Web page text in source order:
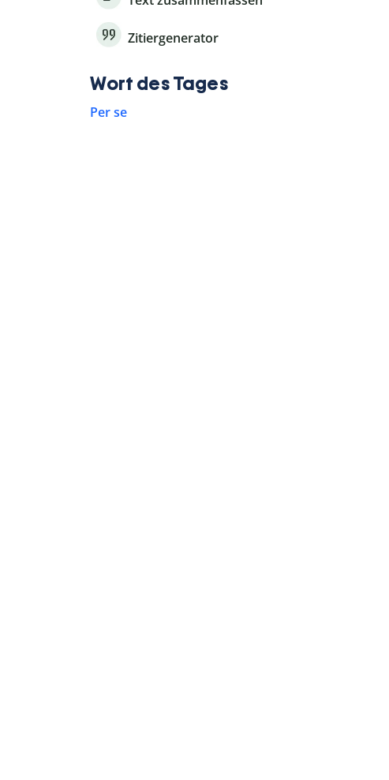
Zitiergenerator
Wort des Tages
Per se